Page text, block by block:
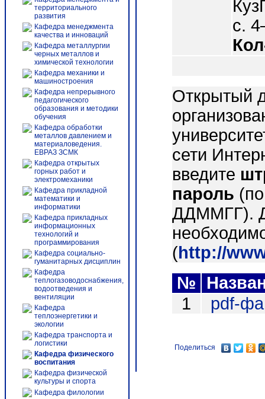
территориального
развития
Кафедра менеджмента
качества и инноваций
Кафедра металлургии
черных металлов и
химической технологии
Кафедра механики и
машиностроения
Кафедра непрерывного
педагогического
образования и методики
обучения
Кафедра обработки
металлов давлением и
материаловедения.
ЕВРАЗ ЗСМК
Кафедра открытых
горных работ и
электромеханики
Кафедра прикладной
математики и
информатики
Кафедра прикладных
информационных
технологий и
программирования
Кафедра социально-
гуманитарных дисциплин
Кафедра
теплогазоводоснабжения,
водоотведения и
вентиляции
Кафедра
теплоэнергетики и
экологии
Кафедра транспорта и
логистики
Кафедра физического
воспитания
Кафедра физической
культуры и спорта
Кафедра филологии
с.
Открытый
сети
введите
пароль
ДДММГГ).
(http://
№
1
pdf-
Поделиться